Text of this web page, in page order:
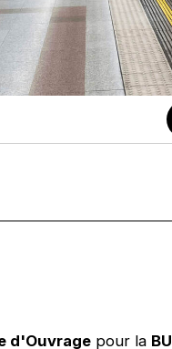
d'Ouvragepour la BU